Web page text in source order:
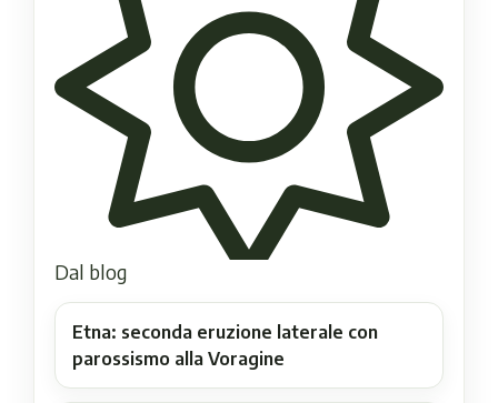
Dal blog
Etna: seconda eruzione laterale con
parossismo alla Voragine